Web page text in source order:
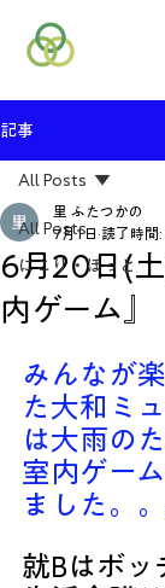
記事
All Posts
にこり・ほっと
All Posts
6月20日(
内ゲーム』
里 ふたつかの
7月1日 読了時間:
みんなが
た大和ミ
は大雨の
室内ゲー
ました。。
就Bはボッ